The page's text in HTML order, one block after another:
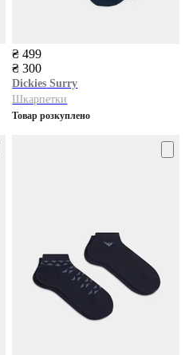
₴ 499
₴ 300
Dickies Surry
Шкарпетки
Товар розкуплено